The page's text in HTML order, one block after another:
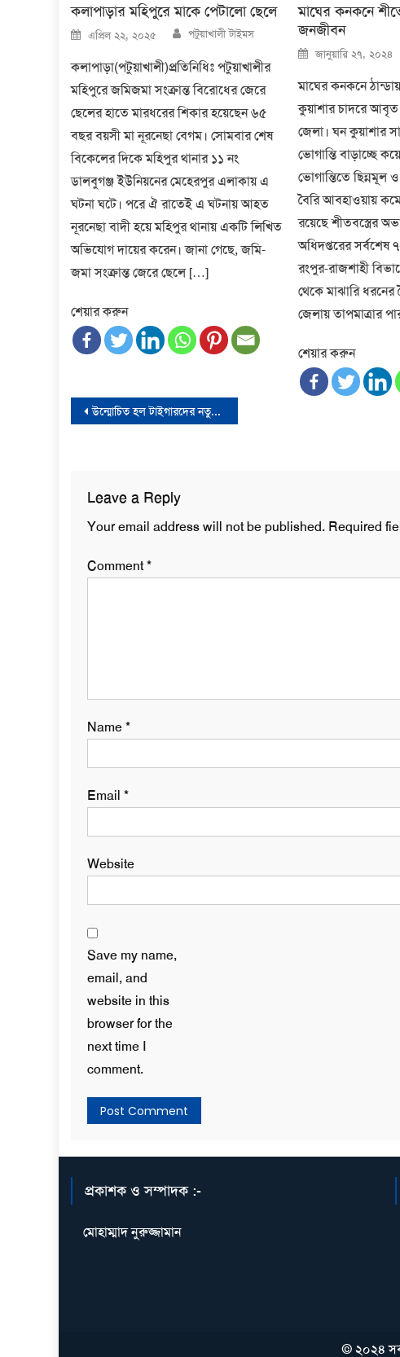
কলাপাড়ার মহিপুরে মাকে পেটালো ছেলে
Posted
on
এপ্রিল ২২, ২০২৫ Author
পটুয়াখালী টাইমস
কলাপাড়া(পটুয়াখালী)প্রতিনিধিঃ পটুয়াখালীর
মহিপুরে জমিজমা সংক্রান্ত বিরোধের জেরে
ছেলের হাতে মারধরের শিকার হয়েছেন ৬৫
বছর বয়সী মা নূরনেছা বেগম। সোমবার শেষ
বিকেলের দিকে মহিপুর থানার ১১ নং
ডালবুগঞ্জ ইউনিয়নের মেহেরপুর এলাকায় এ
ঘটনা ঘটে। পরে ঐ রাতেই এ ঘটনায় আহত
নূরনেছা বাদী হয়ে মহিপুর থানায় একটি লিখিত
অভিযোগ দায়ের করেন। জানা গেছে, জমি-
জমা সংক্রান্ত জেরে ছেলে […]
শেয়ার করুন
মাঘের কনকনে
জনজীবন
Posted
on
জানুয়ারি ২৭, ২০২৪
মাঘের কনকনে
কুয়াশার চাদরে আবৃত
জেলা। ঘন কুয়াশার
ভোগান্তি বাড়াচ্ছে
ভোগান্তিতে ছিন্নমূল
বৈরি আবহাওয়ায়
রয়েছে শীতবস্ত্রের
অধিদপ্তরের সর্বশেষ
রংপুর-রাজশাহী
থেকে মাঝারি ধরনের
জেলায় তাপমাত্রার
শেয়ার করুন
Post
উন্মোচিত হল টাইগারদের নতুন জার্সি
Leave a Reply
Your email address will not be published. Required
Comment*
Name*
Email *
Website
Save my name,
email, and
website in this
browser for the
next time I
comment.
প্রকাশক ও সম্পাদক :-
মোহাম্মাদ নুরুজ্জামান
© ২০২৪